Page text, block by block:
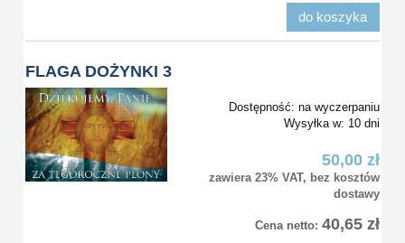
do koszyka
FLAGA DOŻYNKI 3
Dostępność: na wyczerpaniu
Wysyłka w: 10 dni
50,00 zł
zawiera 23% VAT, bez kosztów
dostawy
Cena netto: 40,65 zł